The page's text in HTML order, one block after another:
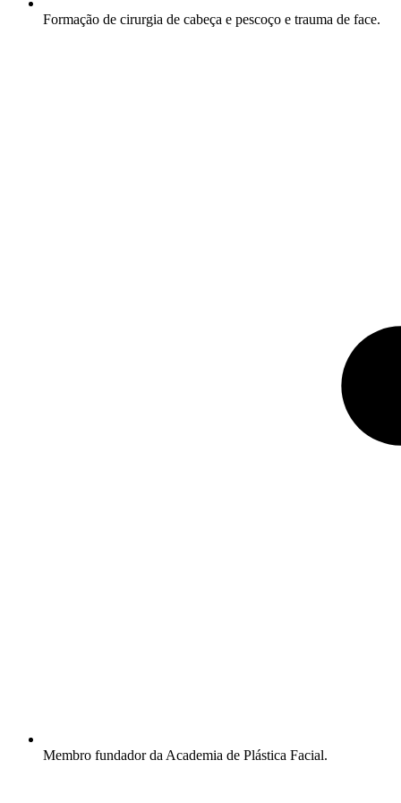
Formação de cirurgia de cabeça e pescoço e trauma de face.
Membro fundador da Academia de Plástica Facial.